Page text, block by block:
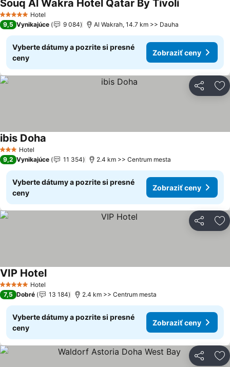
5 Počet hviezdičiek
Hotel
Souq Al Wakra Hotel Qatar By Tivoli
9,5 Vynikajúce 9 084 Al Wakrah, 14.7 km >> Dauha
Vyberte dátumy a pozrite si presné
ceny
Zobraziť ceny
Zdieľať
3 Počet hviezdičiek
Hotel
ibis Doha
9,2 Vynikajúce 11 354 2.4 km >> Centrum mesta
Vyberte dátumy a pozrite si presné
ceny
Zobraziť ceny
Zdieľať
5 Počet hviezdičiek
Hotel
VIP Hotel
7,5 Dobré 13 184 2.4 km >> Centrum mesta
Vyberte dátumy a pozrite si presné
ceny
Zobraziť ceny
Zdieľať